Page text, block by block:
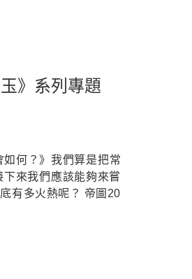
》系列專題
何？》我們算是把常
來我們應該能夠來嘗
有多火熱呢？ 帝圖20